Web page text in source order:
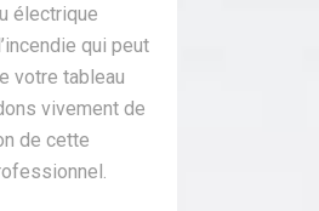
électrique
qui peut
votre tableau
vivement de
de cette